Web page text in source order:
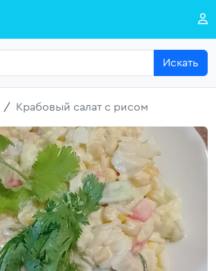
Искать
Крабовый салат с рисом